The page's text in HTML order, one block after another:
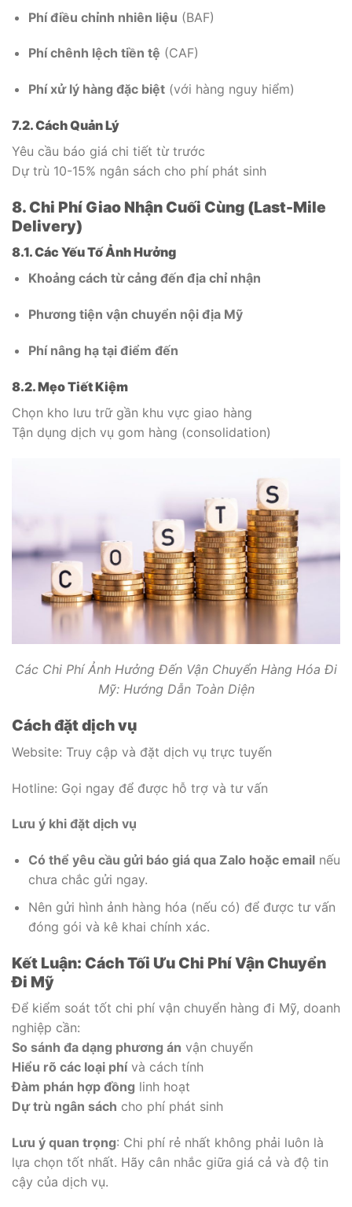
Phí điều chỉnh nhiên liệu (BAF)
Phí chênh lệch tiền tệ (CAF)
Phí xử lý hàng đặc biệt(với hàng nguy hiểm)
7.2. Cách Quản Lý
Yêu cầu báo giá chi tiết từ trước
Dự trù 10-15% ngân sách cho phí phát sinh
8. Chi Phí Giao Nhận Cuối Cùng (Last-Mile
Delivery)
8.1. Các Yếu Tố Ảnh Hưởng
Khoảng cách từ cảng đến địa chỉ nhận
Phương tiện vận chuyển nội địa Mỹ
Phí nâng hạ tại điểm đến
8.2. Mẹo Tiết Kiệm
Chọn kho lưu trữ gần khu vực giao hàng
Tận dụng dịch vụ gom hàng (consolidation)
Các Chi Phí Ảnh Hưởng Đến Vận Chuyển Hàng Hóa Đi
Mỹ: Hướng Dẫn Toàn Diện
Cách đặt dịch vụ
Website: Truy cập và đặt dịch vụ trực tuyến
Hotline: Gọi ngay để được hỗ trợ và tư vấn
Lưu ý khi đặt dịch vụ
Có thể yêu cầu gửi báo giá qua Zalo hoặc emailnếu
chưa chắc gửi ngay.
Nên gửi hình ảnh hàng hóa (nếu có) để được tư vấn
đóng gói và kê khai chính xác.
Kết Luận: Cách Tối Ưu Chi Phí Vận Chuyển
Đi Mỹ
Để kiểm soát tốt chi phí vận chuyển hàng đi Mỹ, doanh
nghiệp cần:
So sánh đa dạng phương án vận chuyển
Hiểu rõ các loại phívà cách tính
Đàm phán hợp đồng linh hoạt
Dự trù ngân sách cho phí phát sinh
Lưu ý quan trọng: Chi phí rẻ nhất không phải luôn là
lựa chọn tốt nhất. Hãy cân nhắc giữa giá cả và độ tin
cậy của dịch vụ.